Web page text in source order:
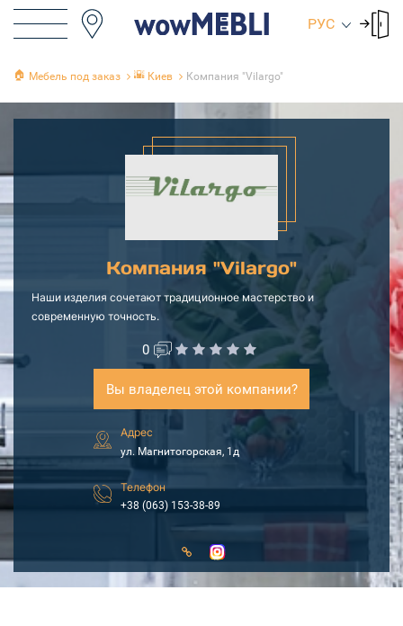
РУС
🏠 Мебель под заказ 🌇 Киев ‎Компания "Vilargo"
‎Компания "Vilargo"
Наши изделия сочетают традиционное мастерство и
современную точность.
0
Вы владелец этой компании?
Адрес
ул. Магнитогорская, 1д
Телефон
+38 (063) 153-38-89